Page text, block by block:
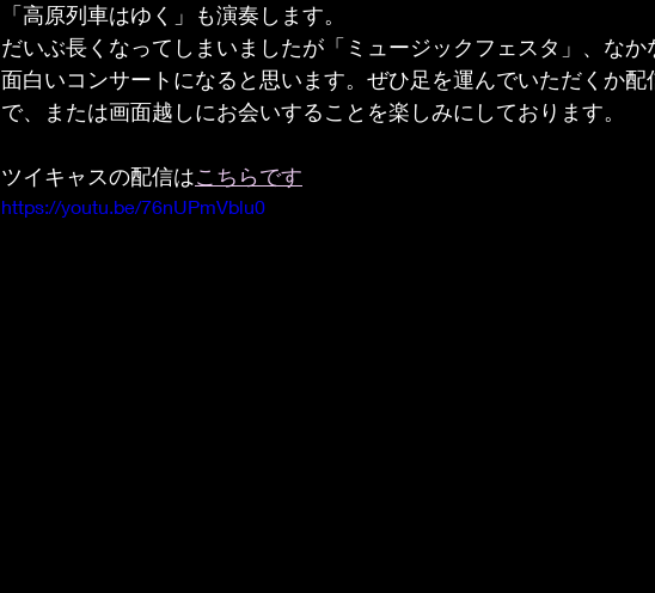
「高原列車はゆく」も演奏します。
だいぶ長くなってしまいましたが「ミュージックフェスタ」、な
面白いコンサートになると思います。ぜひ足を運んでいただくか
で、または画面越しにお会いすることを楽しみにしております。
ツイキャスの配信はこちらです
https://youtu.be/76nUPmVblu0